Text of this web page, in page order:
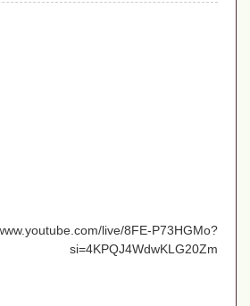
www.youtube.com/live/8FE-P73HGMo?
si=4KPQJ4WdwKLG20Zm